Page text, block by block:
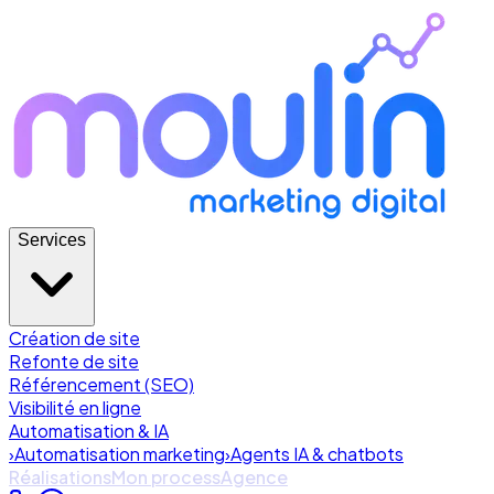
Services
Création de site
Refonte de site
Référencement (SEO)
Visibilité en ligne
Automatisation & IA
›Automatisation marketing›Agents IA & chatbots
RéalisationsMon processAgence